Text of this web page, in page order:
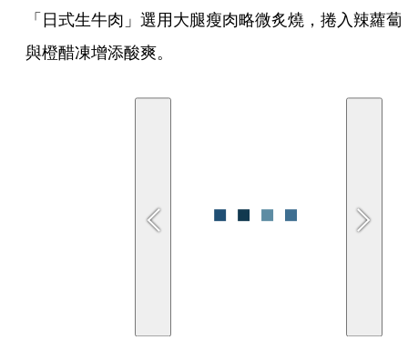
「日式生牛肉」選用大腿瘦肉略微炙燒，捲入辣蘿蔔
與橙醋凍增添酸爽。